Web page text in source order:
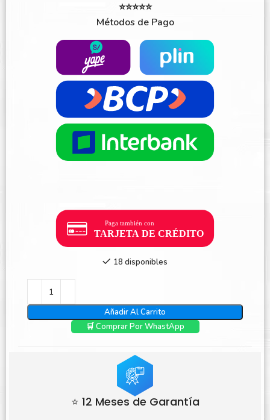
⭐⭐⭐⭐⭐
Métodos de Pago
18 disponibles
Añadir Al Carrito
🛒 Comprar Por WhastApp
⭐ 12 Meses de Garantía